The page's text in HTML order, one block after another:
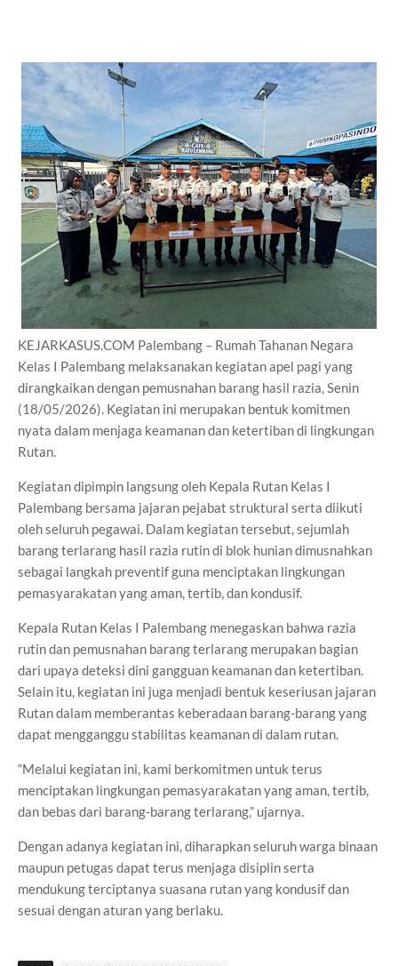
KEJARKASUS.COM Palembang – Rumah Tahanan Negara
Kelas I Palembang melaksanakan kegiatan apel pagi yang
dirangkaikan dengan pemusnahan barang hasil razia, Senin
(18/05/2026). Kegiatan ini merupakan bentuk komitmen
nyata dalam menjaga keamanan dan ketertiban di lingkungan
Rutan.
Kegiatan dipimpin langsung oleh Kepala Rutan Kelas I
Palembang bersama jajaran pejabat struktural serta diikuti
oleh seluruh pegawai. Dalam kegiatan tersebut, sejumlah
barang terlarang hasil razia rutin di blok hunian dimusnahkan
sebagai langkah preventif guna menciptakan lingkungan
pemasyarakatan yang aman, tertib, dan kondusif.
Kepala Rutan Kelas I Palembang menegaskan bahwa razia
rutin dan pemusnahan barang terlarang merupakan bagian
dari upaya deteksi dini gangguan keamanan dan ketertiban.
Selain itu, kegiatan ini juga menjadi bentuk keseriusan jajaran
Rutan dalam memberantas keberadaan barang-barang yang
dapat mengganggu stabilitas keamanan di dalam rutan.
“Melalui kegiatan ini, kami berkomitmen untuk terus
menciptakan lingkungan pemasyarakatan yang aman, tertib,
dan bebas dari barang-barang terlarang,” ujarnya.
Dengan adanya kegiatan ini, diharapkan seluruh warga binaan
maupun petugas dapat terus menjaga disiplin serta
mendukung terciptanya suasana rutan yang kondusif dan
sesuai dengan aturan yang berlaku.